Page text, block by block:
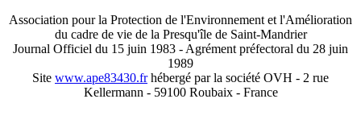
Association pour la Protection de l'Environnement et l'Amélioration
du cadre de vie de la Presqu'île de Saint-Mandrier
Journal Officiel du 15 juin 1983 - Agrément préfectoral du 28 juin
1989
Site www.ape83430.frhébergé par la société OVH - 2 rue
Kellermann - 59100 Roubaix - France